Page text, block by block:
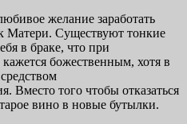
желание заработать
Матери. Существуют тонкие
в браке, что при
божественным, хотя в
Вместо того чтобы отказаться
вино в новые бутылки.